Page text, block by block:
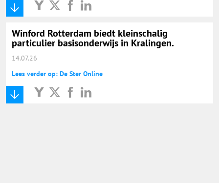
Winford Rotterdam biedt kleinschalig
particulier basisonderwijs in Kralingen.
14.07.26
Lees verder op: De Ster Online